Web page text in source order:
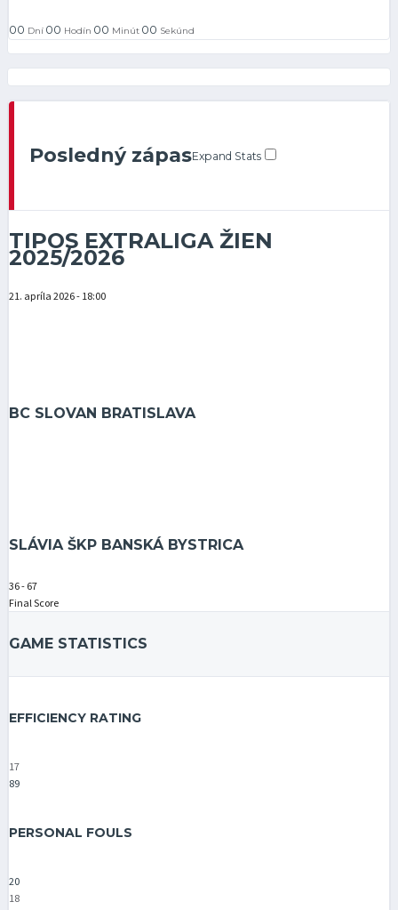
00 Dní 00 Hodín 00 Minút 00 Sekúnd
Posledný zápasExpand Stats
TIPOS EXTRALIGA ŽIEN
2025/2026
21. apríla 2026 - 18:00
BC SLOVAN BRATISLAVA
SLÁVIA ŠKP BANSKÁ BYSTRICA
36- 67
Final Score
GAME STATISTICS
EFFICIENCY RATING
17
89
PERSONAL FOULS
20
18